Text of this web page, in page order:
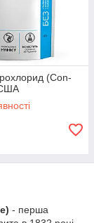
(Con-
- перша